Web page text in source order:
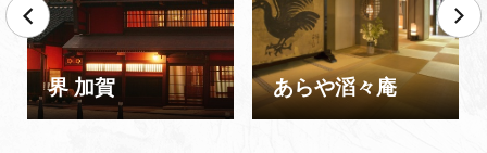
界 加賀 あらや滔々庵